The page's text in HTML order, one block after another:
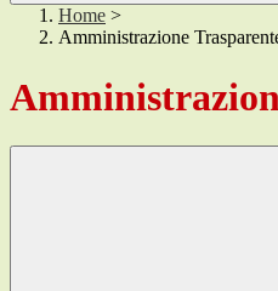
Home >
Amministrazione